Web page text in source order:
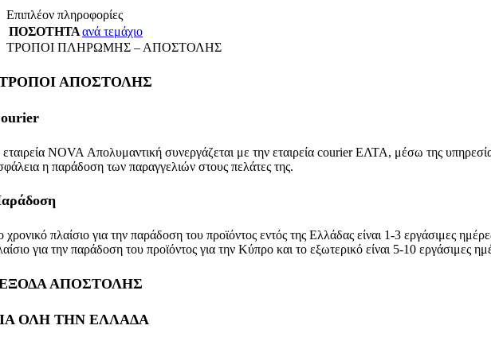
Επιπλέον πληροφορίες
ΠΟΣΟΤΗΤΑανά τεμάχιο
ΤΡΟΠΟΙ ΠΛΗΡΩΜΗΣ – ΑΠΟΣΤΟΛΗΣ
ΑΠΟΣΤΟΛΗΣ
NOVA Απολυμαντική συνεργάζεται με την εταιρεία courier ΕΛΤΑ, μέσω της
η παράδοση των παραγγελιών στους πελάτες της.
χρονικό πλαίσιο για την παράδοση του προϊόντος εντός της Ελλάδας είναι 1-3 εργάσιμες
για την παράδοση του προϊόντος για την Κύπρο και το εξωτερικό είναι 5-10 εργάσιμες
ΑΠΟΣΤΟΛΗΣ
ΟΛΗ ΤΗΝ ΕΛΛΑΔΑ